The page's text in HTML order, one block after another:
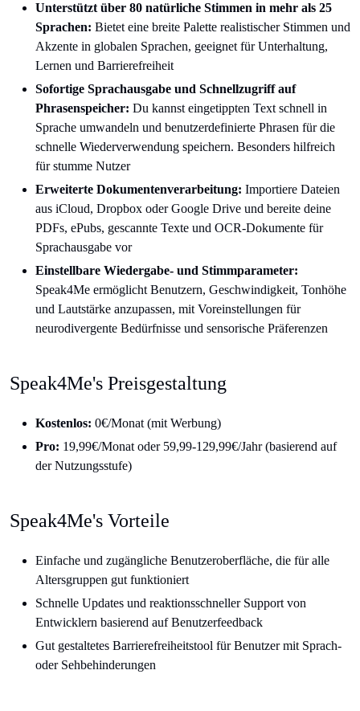
Unterstützt über 80 natürliche Stimmen in mehr als 25
Sprachen: Bietet eine breite Palette realistischer Stimmen und
Akzente in globalen Sprachen, geeignet für Unterhaltung,
Lernen und Barrierefreiheit
Sofortige Sprachausgabe und Schnellzugriff auf
Phrasenspeicher: Du kannst eingetippten Text schnell in
Sprache umwandeln und benutzerdefinierte Phrasen für die
schnelle Wiederverwendung speichern. Besonders hilfreich
für stumme Nutzer
Erweiterte Dokumentenverarbeitung: Importiere Dateien
aus iCloud, Dropbox oder Google Drive und bereite deine
PDFs, ePubs, gescannte Texte und OCR-Dokumente für
Sprachausgabe vor
Einstellbare Wiedergabe- und Stimmparameter:
Speak4Me ermöglicht Benutzern, Geschwindigkeit, Tonhöhe
und Lautstärke anzupassen, mit Voreinstellungen für
neurodivergente Bedürfnisse und sensorische Präferenzen
Speak4Me's Preisgestaltung
Kostenlos: 0€/Monat (mit Werbung)
Pro: 19,99€/Monat oder 59,99-129,99€/Jahr (basierend auf
der Nutzungsstufe)
Speak4Me's Vorteile
Einfache und zugängliche Benutzeroberfläche, die für alle
Altersgruppen gut funktioniert
Schnelle Updates und reaktionsschneller Support von
Entwicklern basierend auf Benutzerfeedback
Gut gestaltetes Barrierefreiheitstool für Benutzer mit Sprach-
oder Sehbehinderungen